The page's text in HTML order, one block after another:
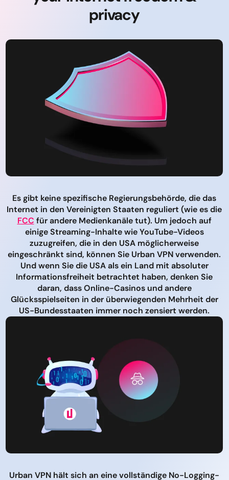
privacy
Es gibt keine spezifische Regierungsbehörde, die das
Internet in den Vereinigten Staaten reguliert (wie es die
FCC für andere Medienkanäle tut). Um jedoch auf
einige Streaming-Inhalte wie YouTube-Videos
zuzugreifen, die in den USA möglicherweise
eingeschränkt sind, können Sie Urban VPN verwenden.
Und wenn Sie die USA als ein Land mit absoluter
Informationsfreiheit betrachtet haben, denken Sie
daran, dass Online-Casinos und andere
Glücksspielseiten in der überwiegenden Mehrheit der
US-Bundesstaaten immer noch zensiert werden.
Urban VPN hält sich an eine vollständige No-Logging-